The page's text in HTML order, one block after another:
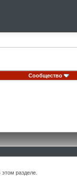
Сообщество
разделе.